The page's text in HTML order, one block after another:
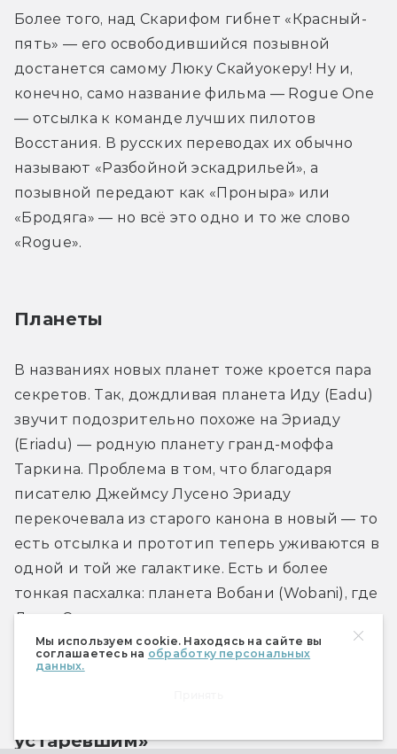
Мы используем cookie. Находясь на сайте вы
соглашаетесь на обработку персональных
данных.
Более того, над Скарифом гибнет «Красный-
пять» — его освободившийся позывной
достанется самому Люку Скайуокеру! Ну и,
конечно, само название фильма — Rogue One
— отсылка к команде лучших пилотов
Восстания. В русских переводах их обычно
называют «Разбойной эскадрильей», а
позывной передают как «Проныра» или
«Бродяга» — но всё это одно и то же слово
«Rogue».
Планеты
В названиях новых планет тоже кроется пара
секретов. Так, дождливая планета Иду (Eadu)
звучит подозрительно похоже на Эриаду
(Eriadu) — родную планету гранд-моффа
Таркина. Проблема в том, что благодаря
писателю Джеймсу Лусено Эриаду
перекочевала из старого канона в новый — то
есть отсылка и прототип теперь уживаются в
одной и той же галактике. Есть и более
тонкая пасхалка: планета Вобани (Wobani), где
Джин Эрсо едва не попала на каторгу, — это
анаграмма имени «Оби-Ван».
устаревшим»